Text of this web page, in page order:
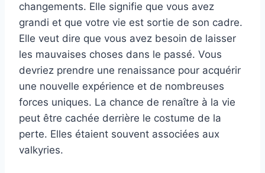
changements. Elle signifie que vous avez
grandi et que votre vie est sortie de son cadre.
Elle veut dire que vous avez besoin de laisser
les mauvaises choses dans le passé. Vous
devriez prendre une renaissance pour acquérir
une nouvelle expérience et de nombreuses
forces uniques. La chance de renaître à la vie
peut être cachée derrière le costume de la
perte. Elles étaient souvent associées aux
valkyries.